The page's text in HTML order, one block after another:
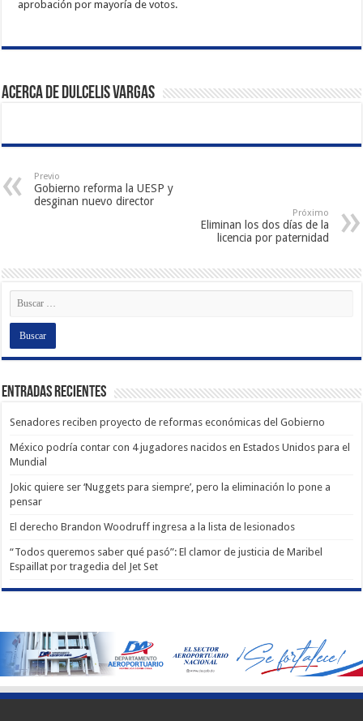
aprobación por mayoría de votos.
Acerca de Dulcelis Vargas
Previo
Gobierno reforma la UESP y
desginan nuevo director
Próximo
Eliminan los dos días de la
licencia por paternidad
Entradas recientes
Senadores reciben proyecto de reformas económicas del Gobierno
México podría contar con 4 jugadores nacidos en Estados Unidos para el
Mundial
Jokic quiere ser ‘Nuggets para siempre’, pero la eliminación lo pone a
pensar
El derecho Brandon Woodruff ingresa a la lista de lesionados
“Todos queremos saber qué pasó”: El clamor de justicia de Maribel
Espaillat por tragedia del Jet Set